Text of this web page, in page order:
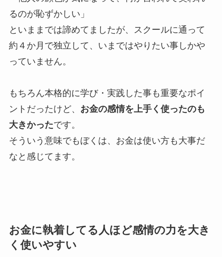
るのが恥ずかしい」
といままでは諦めてましたが、スクールに通って
約４か月で独立して、いまではやりたい事しかや
っていません。
もちろん本格的に学び・実践した事も重要なポイ
ントだったけど、 お金の感情を上手く使ったのも
大きかったです。
そういう意味でもぼくは、お金は使い方も大事だ
なと感じてます。
お金に執着してる人ほど感情の力を大き
く使いやすい